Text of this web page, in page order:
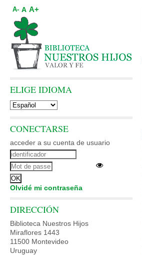
A- A A+
ELIGE IDIOMA
CONECTARSE
acceder a su cuenta de usuario
Olvidé mi contraseña
DIRECCIÓN
Biblioteca Nuestros Hijos
Miraflores 1443
11500 Montevideo
Uruguay